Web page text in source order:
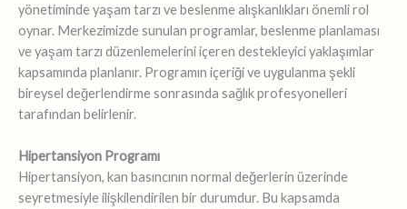
yönetiminde yaşam tarzı ve beslenme alışkanlıkları önemli rol
oynar. Merkezimizde sunulan programlar, beslenme planlaması
ve yaşam tarzı düzenlemelerini içeren destekleyici yaklaşımlar
kapsamında planlanır. Programın içeriği ve uygulanma şekli
bireysel değerlendirme sonrasında sağlık profesyonelleri
tarafından belirlenir.
Hipertansiyon Programı
Hipertansiyon, kan basıncının normal değerlerin üzerinde
seyretmesiyle ilişkilendirilen bir durumdur. Bu kapsamda